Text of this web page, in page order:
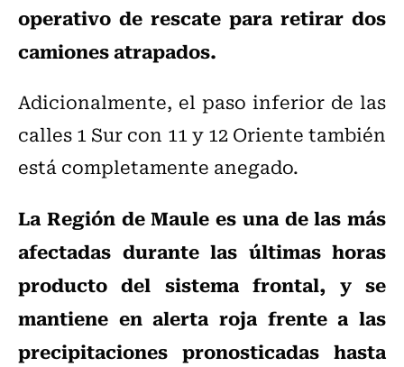
operativo de rescate para retirar dos
camiones atrapados.
Adicionalmente, el paso inferior de las
calles 1 Sur con 11 y 12 Oriente también
está completamente anegado.
La Región de Maule es una de las más
afectadas durante las últimas horas
producto del sistema frontal, y se
mantiene en alerta roja frente a las
precipitaciones pronosticadas hasta